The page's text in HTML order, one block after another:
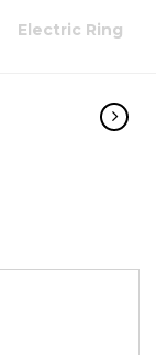
Electric Ring